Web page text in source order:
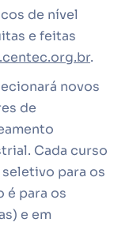
de nível
e feitas
.
novos
de
Cada curso
para os
é para os
e em